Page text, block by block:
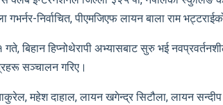
निर्वाचित, पीएमजिएफ लायन बाला राम
बिहान हिप्नोथेरापी अभ्यासबाट सुरु भई
सञ्चालन गरिए।
महेश दाहाल, लायन खगेन्द्र सिटौला, लायन